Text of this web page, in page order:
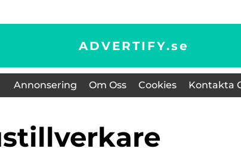
ADVERTIFY.se
Annonsering Om Oss Cookies Kontakta